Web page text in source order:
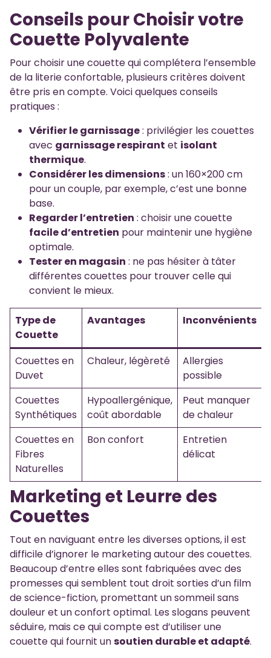
Conseils pour Choisir votre
Couette Polyvalente
Pour choisir une couette qui complétera l’ensemble
de la literie confortable, plusieurs critères doivent
être pris en compte. Voici quelques conseils
pratiques :
Vérifier le garnissage: privilégier les couettes
avec garnissage respirant et isolant
thermique.
Considérer les dimensions: un 160×200 cm
pour un couple, par exemple, c’est une bonne
base.
Regarder l’entretien : choisir une couette
facile d’entretien pour maintenir une hygiène
optimale.
Tester en magasin : ne pas hésiter à tâter
différentes couettes pour trouver celle qui
convient le mieux.
Type de
Couette
Avantages Inconvénients
Couettes en
Duvet
Chaleur, légèreté
Allergies
possible
Couettes
Synthétiques
Hypoallergénique,
coût abordable
Peut manquer
de chaleur
Couettes en
Fibres
Naturelles
Bon confort
Entretien
délicat
Marketing et Leurre des
Couettes
Tout en naviguant entre les diverses options, il est
difficile d’ignorer le marketing autour des couettes.
Beaucoup d’entre elles sont fabriquées avec des
promesses qui semblent tout droit sorties d’un film
de science-fiction, promettant un sommeil sans
douleur et un confort optimal. Les slogans peuvent
séduire, mais ce qui compte est d’utiliser une
couette qui fournit unsoutien durable et adapté.